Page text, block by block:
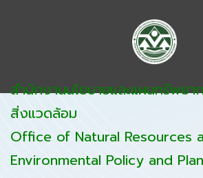
สำนักงานนโยบายและแผนทรัพยา
สิ่งแวดล้อม
Office of Natural Resources
Environmental Policy and